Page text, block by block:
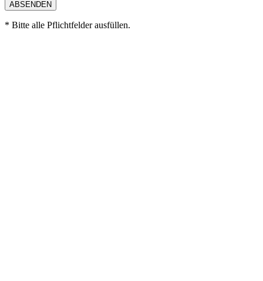
* Bitte alle Pflichtfelder ausfüllen.